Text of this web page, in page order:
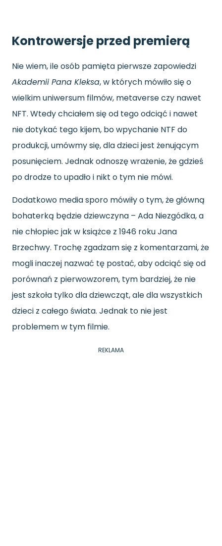
Kontrowersje przed premierą
Nie wiem, ile osób pamięta pierwsze zapowiedzi
Akademii Pana Kleksa, w których mówiło się o
wielkim uniwersum filmów, metaverse czy nawet
NFT. Wtedy chciałem się od tego odciąć i nawet
nie dotykać tego kijem, bo wpychanie NTF do
produkcji, umówmy się, dla dzieci jest żenującym
posunięciem. Jednak odnoszę wrażenie, że gdzieś
po drodze to upadło i nikt o tym nie mówi.
Dodatkowo media sporo mówiły o tym, że główną
bohaterką będzie dziewczyna – Ada Niezgódka, a
nie chłopiec jak w książce z 1946 roku Jana
Brzechwy. Trochę zgadzam się z komentarzami, że
mogli inaczej nazwać tę postać, aby odciąć się od
porównań z pierwowzorem, tym bardziej, że nie
jest szkoła tylko dla dziewcząt, ale dla wszystkich
dzieci z całego świata. Jednak to nie jest
problemem w tym filmie.
REKLAMA